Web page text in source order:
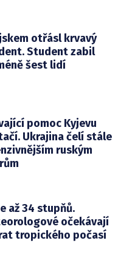
otřásl krvavý
Student zabil
šest lidí
pomoc Kyjevu
Ukrajina čelí stále
ruským
až 34 stupňů.
očekávají
tropického počasí